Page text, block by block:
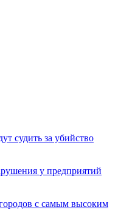
судить за убийство
у предприятий
с самым высоким